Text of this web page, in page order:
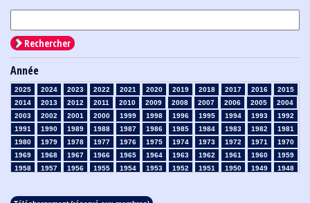
Rechercher
Année
2025 2024 2023 2022 2021 2020 2019 2018 2017 2016
2015
2014
2013 2012 2011 2010 2009 2008 2007 2006 2005
2004
2003
2002 2001 2000 1999 1998 1996 1995 1994 1993
1992
1991
1990 1989 1988 1987 1986 1985 1984 1983 1982
1981
1980
1979 1978 1977 1976 1975 1974 1973 1972 1971
1970
1969
1968 1967 1966 1965 1964 1963 1962 1961 1960
1959
1958
1957 1956 1955 1954 1953 1952 1951 1950 1949
1948